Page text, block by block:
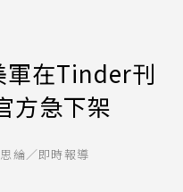
軍在Tinder刊
方急下架
綸／即時報導